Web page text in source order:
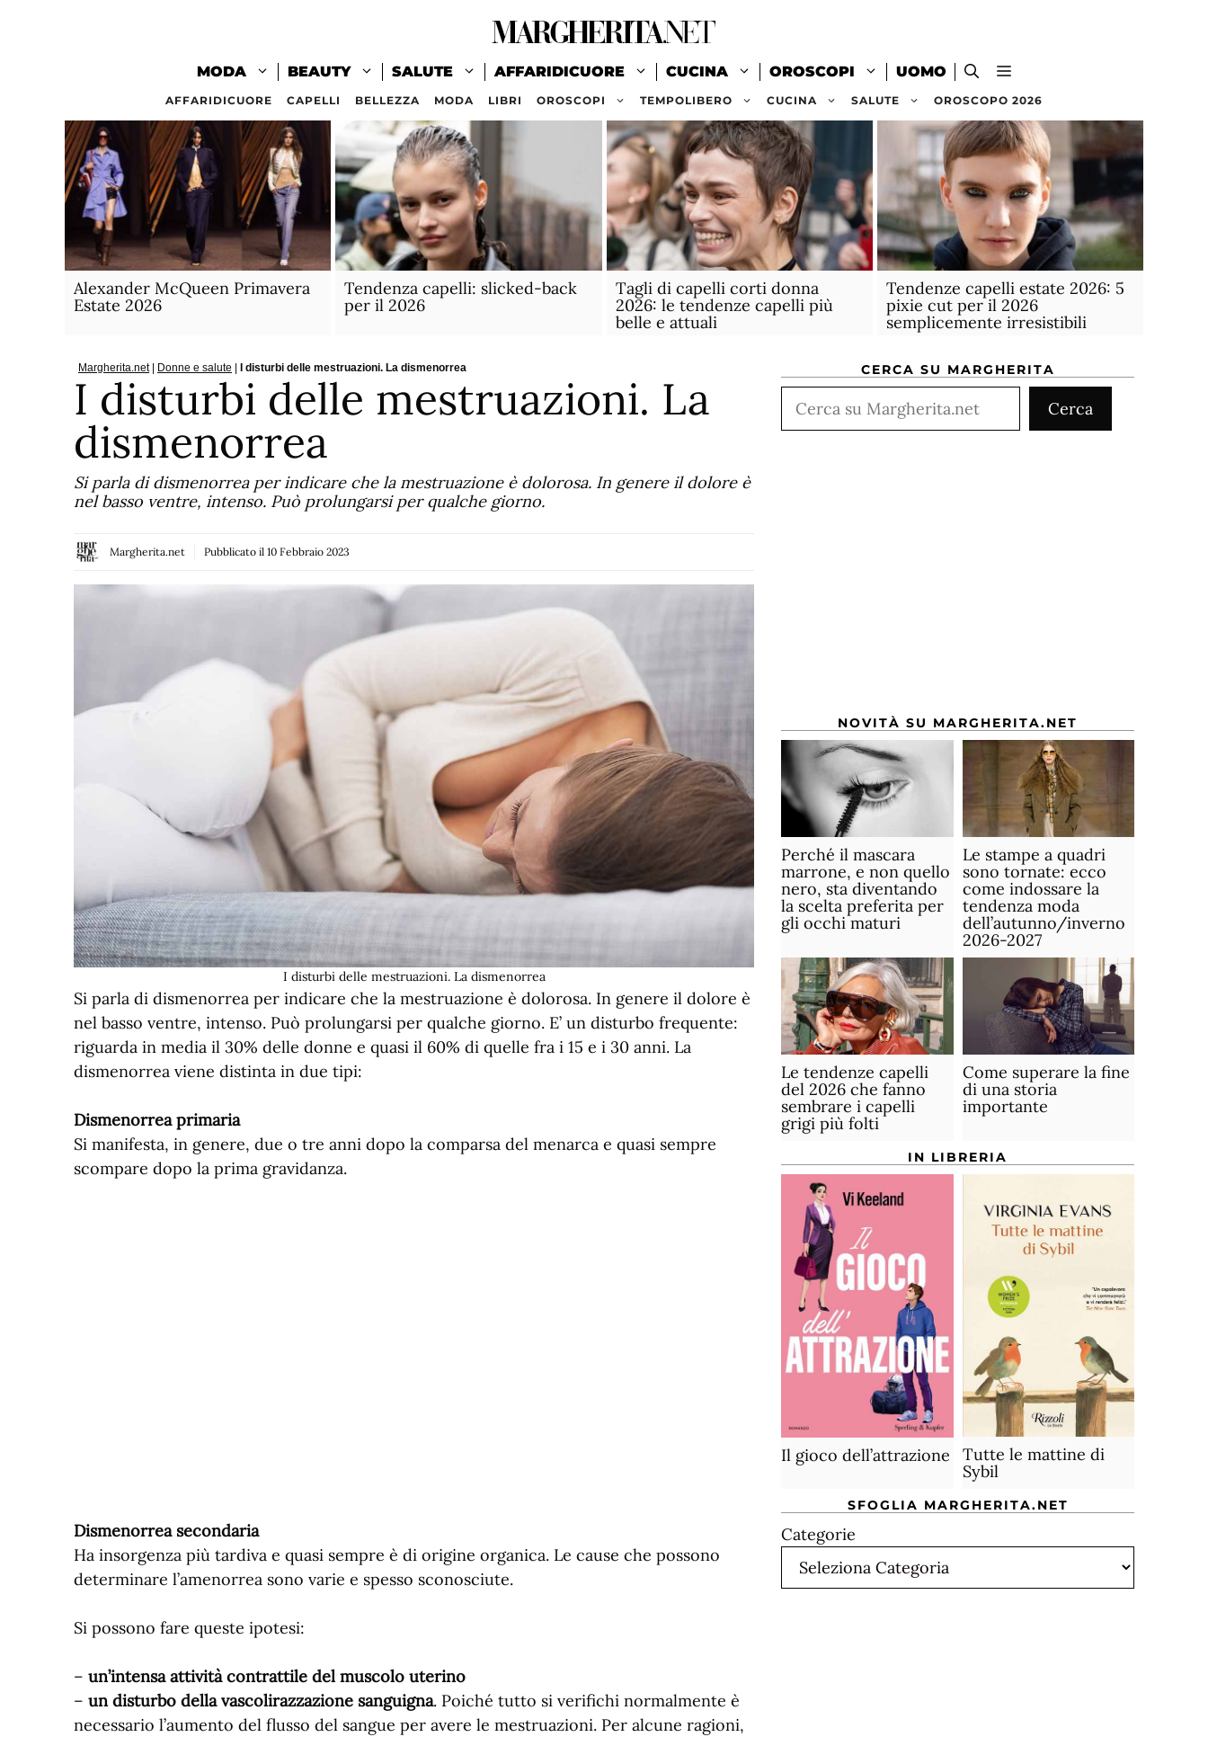
MODA BEAUTY SALUTE AFFARIDICUORE CUCINA OROSCOPI UOMO
AFFARIDICUORE CAPELLI BELLEZZA MODA LIBRI OROSCOPI TEMPOLIBERO CUCINA SALUTE OROSCOPO 2026
Alexander McQueen Primavera
Estate 2026
Tendenza capelli: slicked-back
per il 2026
Tagli di capelli corti donna
2026: le tendenze capelli più
belle e attuali
Tendenze capelli estate 2026: 5
pixie cut per il 2026
semplicemente irresistibili
Margherita.net| Donne e salute | I disturbi delle mestruazioni. La dismenorrea
I disturbi delle mestruazioni. La
dismenorrea
Si parla di dismenorrea per indicare che la mestruazione è dolorosa. In genere il dolore è
nel basso ventre, intenso. Può prolungarsi per qualche giorno.
Margherita.net Pubblicato il 10 Febbraio 2023
I disturbi delle mestruazioni. La dismenorrea
Si parla di dismenorrea per indicare che la mestruazione è dolorosa. In genere il dolore è
nel basso ventre, intenso. Può prolungarsi per qualche giorno. E’ un disturbo frequente:
riguarda in media il 30% delle donne e quasi il 60% di quelle fra i 15 e i 30 anni. La
dismenorrea viene distinta in due tipi:
Dismenorrea primaria
Si manifesta, in genere, due o tre anni dopo la comparsa del menarca e quasi sempre
scompare dopo la prima gravidanza.
Dismenorrea secondaria
Ha insorgenza più tardiva e quasi sempre è di origine organica. Le cause che possono
determinare l’amenorrea sono varie e spesso sconosciute.
Si possono fare queste ipotesi:
– un’intensa attività contrattile del muscolo uterino
– un disturbo della vascolirazzazione sanguigna. Poiché tutto si verifichi normalmente è
necessario l’aumento del flusso del sangue per avere le mestruazioni. Per alcune ragioni,
CERCA SU MARGHERITA
Cerca
Cerca
NOVITÀ SU MARGHERITA.NET
Perché il mascara
marrone, e non quello
nero, sta diventando
la scelta preferita per
gli occhi maturi
Le stampe a quadri
sono tornate: ecco
come indossare la
tendenza moda
dell’autunno/inverno
2026-2027
Le tendenze capelli
del 2026 che fanno
sembrare i capelli
grigi più folti
Come superare la fine
di una storia
importante
IN LIBRERIA
Il gioco dell’attrazione
Tutte le mattine di
Sybil
SFOGLIA MARGHERITA.NET
Categorie